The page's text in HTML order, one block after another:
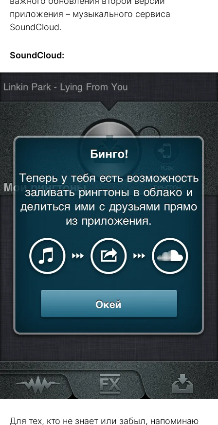
приложения – музыкального сервиса
SoundCloud.
SoundCloud:
Для тех, кто не знает или забыл, напоминаю